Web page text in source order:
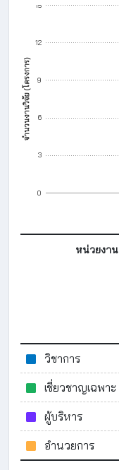
0
3
6
9
12
15
จำนวนงานวิจัย (โครงการ)
หน่วยงาน
วิชาการ
เชี่ยวชาญเฉพาะ
ผู้บริหาร
อำนวยการ